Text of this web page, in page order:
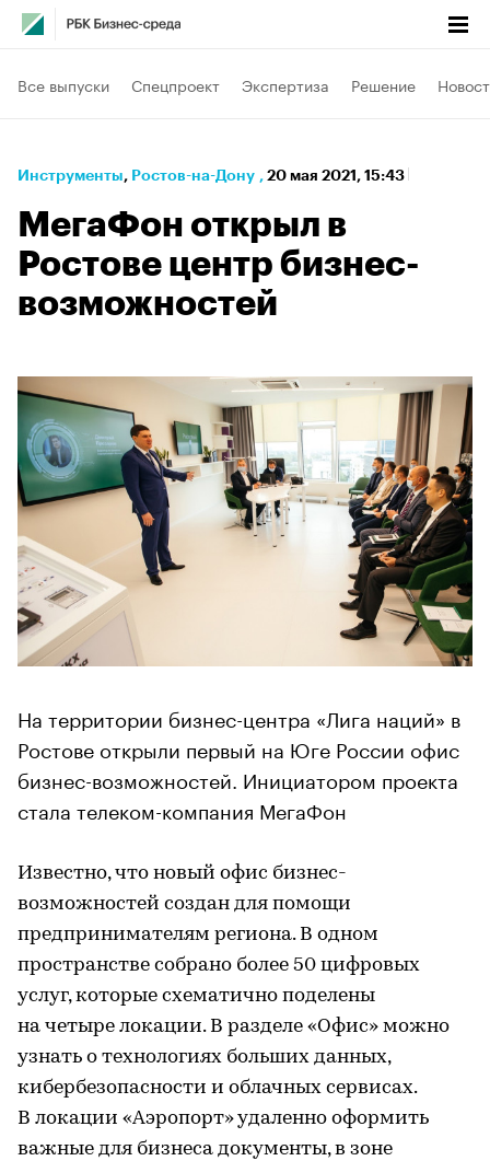
Все выпуски Спецпроект Экспертиза Решение
Инструменты⁠, Ростов-на-Дону , 20 мая 2021, 15:43
МегаФон открыл в
Ростове центр бизнес-
возможностей
На территории бизнес-центра «Лига наций» в
Ростове открыли первый на Юге России офис
бизнес-возможностей. Инициатором проекта
стала телеком-компания МегаФон
Известно, что новый офис бизнес-
возможностей создан для помощи
предпринимателям региона. В одном
пространстве собрано более 50 цифровых
услуг, которые схематично поделены
на четыре локации. В разделе «Офис» можно
узнать о технологиях больших данных,
кибербезопасности и облачных сервисах.
В локации «Аэропорт» удаленно оформить
важные для бизнеса документы, в зоне